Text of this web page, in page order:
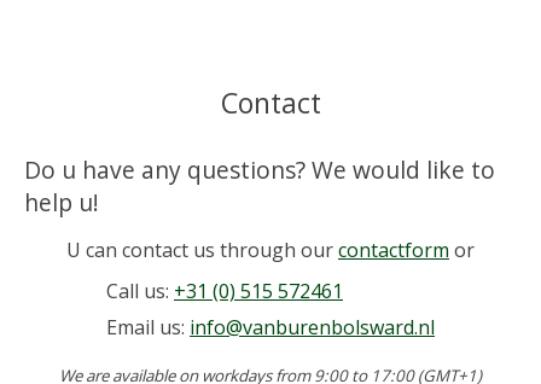
Contact
Do u have any questions? We would like to
help u!
U can contact us through ourcontactform or
Call us: +31 (0) 515 572461
Email us: info@vanburenbolsward.nl
We are available on workdays from 9:00 to 17:00 (GMT+1)